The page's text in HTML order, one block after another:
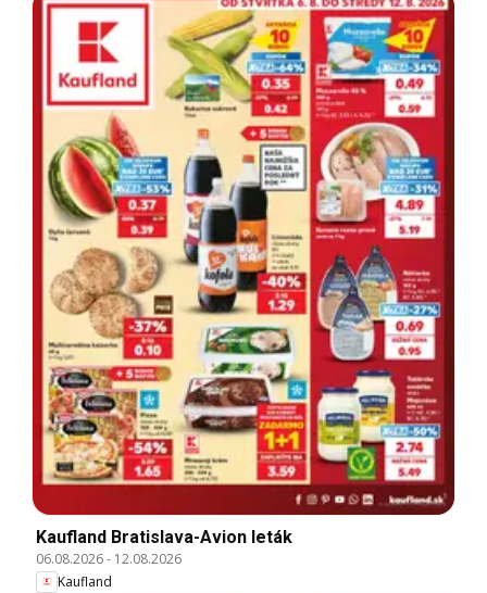
Kaufland Bratislava-Avion leták
06.08.2026- 12.08.2026
Kaufland